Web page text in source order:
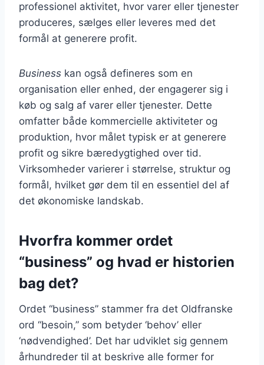
professionel aktivitet, hvor varer eller tjenester
produceres, sælges eller leveres med det
formål at generere profit.
Business kan også defineres som en
organisation eller enhed, der engagerer sig i
køb og salg af varer eller tjenester. Dette
omfatter både kommercielle aktiviteter og
produktion, hvor målet typisk er at generere
profit og sikre bæredygtighed over tid.
Virksomheder varierer i størrelse, struktur og
formål, hvilket gør dem til en essentiel del af
det økonomiske landskab.
Hvorfra kommer ordet
“business” og hvad er historien
bag det?
Ordet “business” stammer fra det Oldfranske
ord “besoin,” som betyder ‘behov’ eller
‘nødvendighed’. Det har udviklet sig gennem
århundreder til at beskrive alle former for